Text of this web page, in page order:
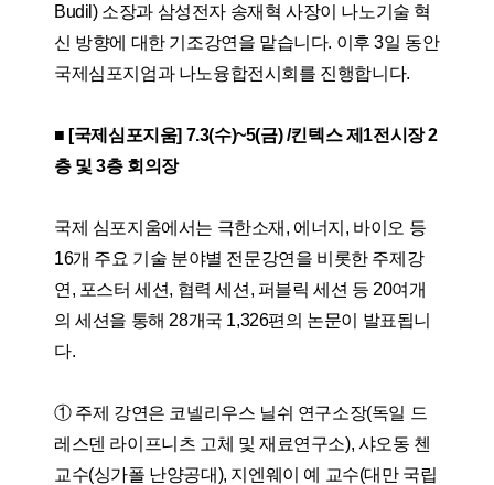
Budil) 소장과 삼성전자 송재혁 사장이 나노기술 혁
신 방향에 대한 기조강연을 맡습니다. 이후 3일 동안
국제심포지엄과 나노융합전시회를 진행합니다.
■ [국제심포지움] 7.3(수)~5(금) /킨텍스 제1전시장 2
층 및 3층 회의장
국제 심포지움에서는 극한소재, 에너지, 바이오 등
16개 주요 기술 분야별 전문강연을 비롯한 주제강
연, 포스터 세션, 협력 세션, 퍼블릭 세션 등 20여개
의 세션을 통해 28개국 1,326편의 논문이 발표됩니
다.
① 주제 강연은 코넬리우스 닐쉬 연구소장(독일 드
레스덴 라이프니츠 고체 및 재료연구소), 샤오동 첸
교수(싱가폴 난양공대), 지엔웨이 예 교수(대만 국립